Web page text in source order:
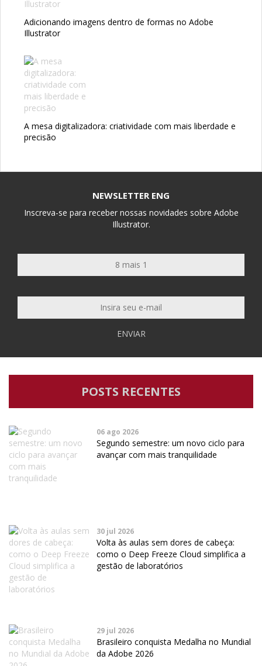
Adicionando imagens dentro de formas no Adobe
Illustrator
A mesa digitalizadora: criatividade com mais liberdade e
precisão
NEWSLETTER ENG
Inscreva-se para receber nossas novidades sobre Adobe
Illustrator.
ENVIAR
POSTS RECENTES
06 ago 2026
Segundo semestre: um novo ciclo para
avançar com mais tranquilidade
30 jul 2026
Volta às aulas sem dores de cabeça:
como o Deep Freeze Cloud simplifica a
gestão de laboratórios
29 jul 2026
Brasileiro conquista Medalha no Mundial
da Adobe 2026